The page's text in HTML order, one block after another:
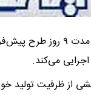
از امروز به مدت
می‌کند.